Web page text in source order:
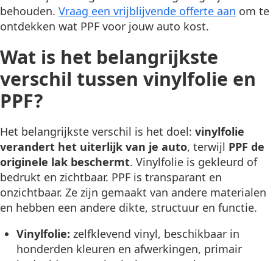
behouden. Vraag een vrijblijvende offerte aan om te
ontdekken wat PPF voor jouw auto kost.
Wat is het belangrijkste
verschil tussen vinylfolie en
PPF?
Het belangrijkste verschil is het doel: vinylfolie
verandert het uiterlijk van je auto, terwijl PPF de
originele lak beschermt. Vinylfolie is gekleurd of
bedrukt en zichtbaar. PPF is transparant en
onzichtbaar. Ze zijn gemaakt van andere materialen
en hebben een andere dikte, structuur en functie.
Vinylfolie: zelfklevend vinyl, beschikbaar in
honderden kleuren en afwerkingen, primair